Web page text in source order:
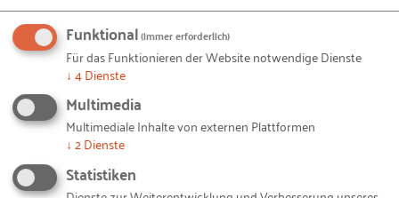
Durch die Aktion wurde einmal mehr deutlich:
Wenn es um die Zukunft der Fachkräfte geht,
schalten die Ausbildungsbotschafter der HwK
Koblenz und das regionale Handwerk gemeinsam in
den höchsten Gang.
Funktional(immer erforderlich)
Für das Funktionieren der Website notwendige Dienste
↓ 4Dienste
Multimedia
Multimediale Inhalte von externen Plattformen
↓ 2Dienste
Statistiken